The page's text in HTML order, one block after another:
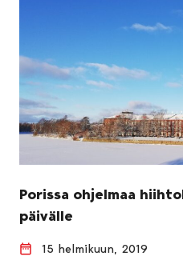
Porissa ohjelmaa
päivälle
15 helmikuun, 2019